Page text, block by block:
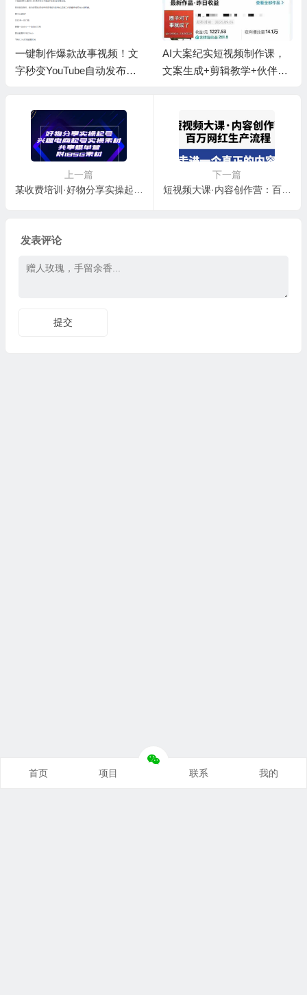
一键制作爆款故事视频！文
字秒变YouTube自动发布的
AI大案纪实短视频制作课，
文案生成+剪辑教学+伙伴计
上一篇
下一篇
短视频大课·内容创作营：百万网红生产流程，带你走进一个真正的内容世界
发表评论
首页 项目 联系 我的